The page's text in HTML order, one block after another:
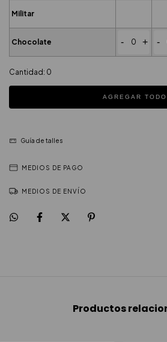
Militar
Chocolate - + -
Cantidad: 0
AGREGAR TODO
Guía de talles
MEDIOS DE PAGO
MEDIOS DE ENVÍO
Productos